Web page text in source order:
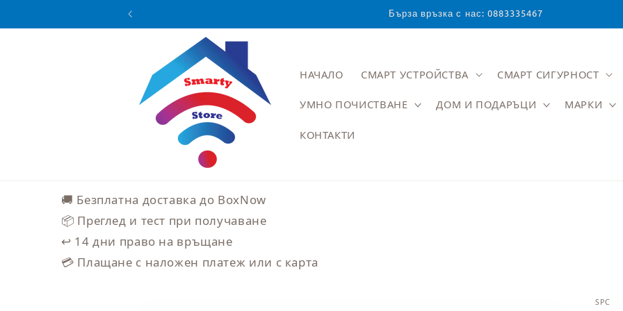
Бърза връзка с нас: 0883335467
НАЧАЛО СМАРТ УСТРОЙСТВА СМАРТ СИГУРНОСТ
УМНО ПОЧИСТВАНЕ ДОМ И ПОДАРЪЦИ МАРКИ
КОНТАКТИ
🚚 Безплатна доставка до BoxNow
📦 Преглед и тест при получаване
↩️ 14 дни право на връщане
💳 Плащане с наложен платеж или с карта
SPC